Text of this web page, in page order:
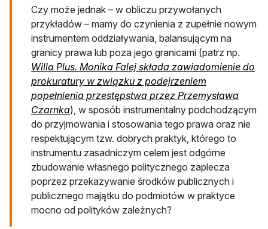
Czy może jednak – w obliczu przywołanych
przykładów – mamy do czynienia z zupełnie nowym
instrumentem oddziaływania, balansującym na
granicy prawa lub poza jego granicami (patrz np.
Willa Plus. Monika Falej składa zawiadomienie do
prokuratury w związku z podejrzeniem
popełnienia przestępstwa przez Przemysława
Czarnkaotwiera się w nowej karcie
), w sposób instrumentalny podchodzącym
do przyjmowania i stosowania tego prawa oraz nie
respektującym tzw. dobrych praktyk, którego to
instrumentu zasadniczym celem jest odgórne
zbudowanie własnego politycznego zaplecza
poprzez przekazywanie środków publicznych i
publicznego majątku do podmiotów w praktyce
mocno od polityków zależnych?